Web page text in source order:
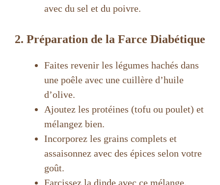
avec du sel et du poivre.
2. Préparation de la Farce Diabétique
Faites revenir les légumes hachés dans
une poêle avec une cuillère d’huile
d’olive.
Ajoutez les protéines (tofu ou poulet) et
mélangez bien.
Incorporez les grains complets et
assaisonnez avec des épices selon votre
goût.
Farcissez la dinde avec ce mélange.